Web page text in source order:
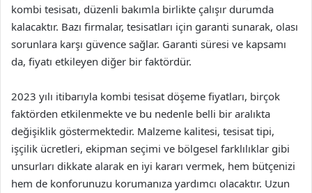
kombi tesisatı, düzenli bakımla birlikte çalışır durumda
kalacaktır. Bazı firmalar, tesisatları için garanti sunarak, olası
sorunlara karşı güvence sağlar. Garanti süresi ve kapsamı
da, fiyatı etkileyen diğer bir faktördür.
2023 yılı itibarıyla kombi tesisat döşeme fiyatları, birçok
faktörden etkilenmekte ve bu nedenle belli bir aralıkta
değişiklik göstermektedir. Malzeme kalitesi, tesisat tipi,
işçilik ücretleri, ekipman seçimi ve bölgesel farklılıklar gibi
unsurları dikkate alarak en iyi kararı vermek, hem bütçenizi
hem de konforunuzu korumanıza yardımcı olacaktır. Uzun